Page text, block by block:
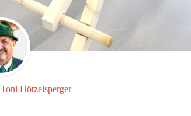
Toni Hötzelsperger